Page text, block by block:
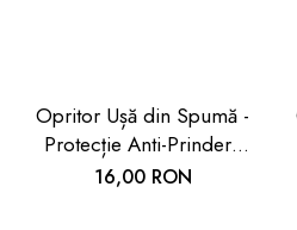
Opritor Ușă din Spumă -
Protecție Anti-Prindere
Degete pentru Copii |
16,00 RON